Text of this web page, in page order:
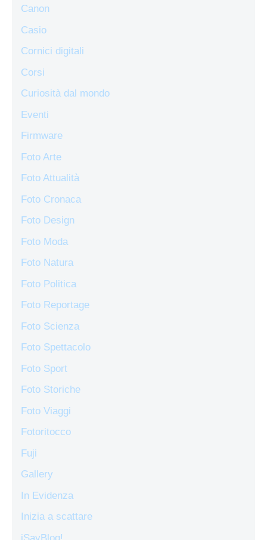
Canon
Casio
Cornici digitali
Corsi
Curiosità dal mondo
Eventi
Firmware
Foto Arte
Foto Attualità
Foto Cronaca
Foto Design
Foto Moda
Foto Natura
Foto Politica
Foto Reportage
Foto Scienza
Foto Spettacolo
Foto Sport
Foto Storiche
Foto Viaggi
Fotoritocco
Fuji
Gallery
In Evidenza
Inizia a scattare
iSayBlog!